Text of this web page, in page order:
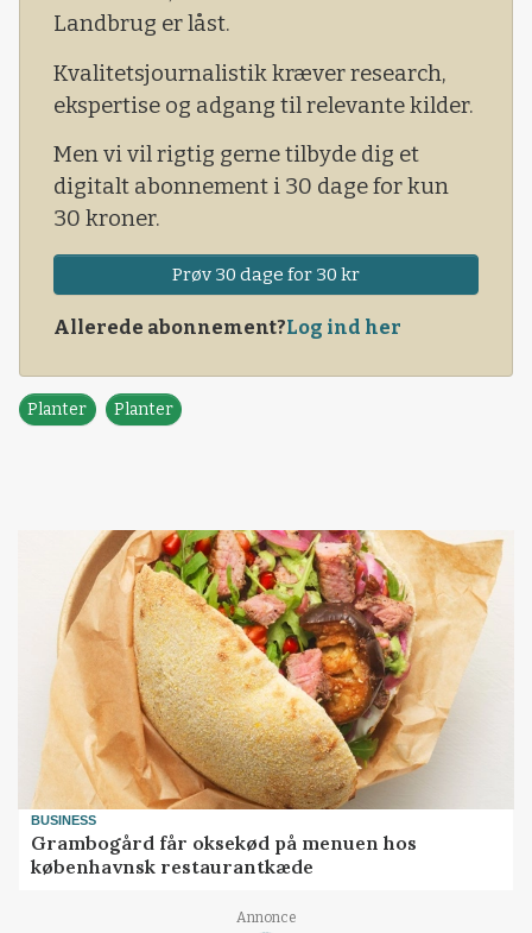
Landbrug er låst.
Kvalitetsjournalistik kræver research,
ekspertise og adgang til relevante kilder.
Men vi vil rigtig gerne tilbyde dig et
digitalt abonnement i 30 dage for kun
30 kroner.
Prøv 30 dage for 30 kr
Allerede abonnement?Log ind her
Planter Planter
BUSINESS
Grambogård får oksekød på menuen hos
københavnsk restaurantkæde
Annonce